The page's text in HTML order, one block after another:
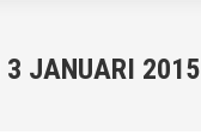
3 JANUARI 2015